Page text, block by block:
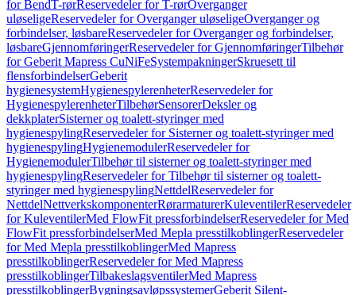
for BendT-rørReservedeler for T-rørOverganger
uløseligeReservedeler for Overganger uløseligeOverganger og
forbindelser, løsbareReservedeler for Overganger og forbindelser,
løsbareGjennomføringerReservedeler for GjennomføringerTilbehør
for Geberit Mapress CuNiFeSystempakningerSkruesett til
flensforbindelserGeberit
hygienesystemHygienespylerenheterReservedeler for
HygienespylerenheterTilbehørSensorerDeksler og
dekkplaterSisterner og toalett-styringer med
hygienespylingReservedeler for Sisterner og toalett-styringer med
hygienespylingHygienemodulerReservedeler for
HygienemodulerTilbehør til sisterner og toalett-styringer med
hygienespylingReservedeler for Tilbehør til sisterner og toalett-
styringer med hygienespylingNettdelReservedeler for
NettdelNettverkskomponenterRørarmaturerKuleventilerReservedeler
for KuleventilerMed FlowFit pressforbindelserReservedeler for Med
FlowFit pressforbindelserMed Mepla presstilkoblingerReservedeler
for Med Mepla presstilkoblingerMed Mapress
presstilkoblingerReservedeler for Med Mapress
presstilkoblingerTilbakeslagsventilerMed Mapress
presstilkoblingerBygningsavløpssystemerGeberit Silent-